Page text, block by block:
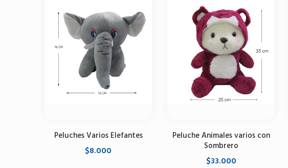
Peluches Varios Elefantes
$8.000
Peluche Animales varios con
Sombrero
$33.000